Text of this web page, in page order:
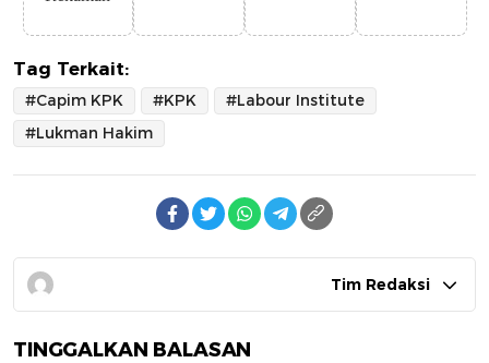
Tag Terkait:
#Capim KPK #KPK
#Labour Institute
#Lukman Hakim
Tim Redaksi
TINGGALKAN BALASAN